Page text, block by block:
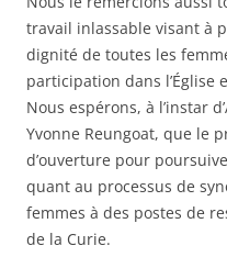
travail inlassable visant à
dignité de toutes les
participation dans l’Église
Nous espérons, à l’instar
Yvonne Reungoat, que le
d’ouverture pour
quant au processus de
femmes à des postes de
de la Curie.